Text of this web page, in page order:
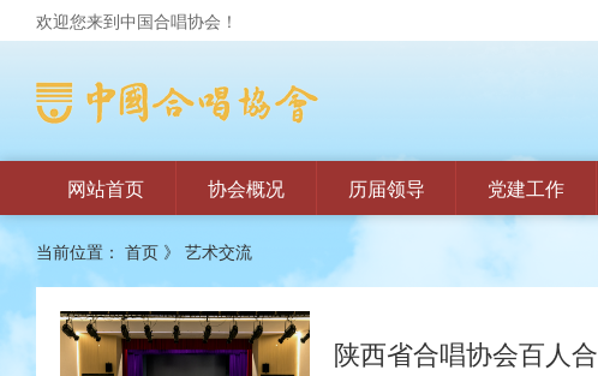
欢迎您来到中国合唱协会！
网站首页 协会概况 历届领导 党建工作
当前位置： 首页 》 艺术交流
陕西省合唱协会百人